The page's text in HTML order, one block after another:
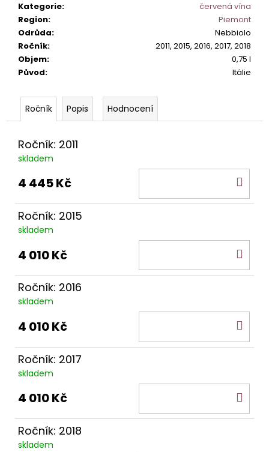
Kategorie:
červená vína
Region:
Piemont
Odrůda:
Nebbiolo
Ročník:
2011, 2015, 2016, 2017, 2018
Objem:
0,75 l
Původ: Itálie
Popis Hodnocení
Ročník: 2011
skladem
4 445 Kč
Ročník: 2015
skladem
4 010 Kč
Ročník: 2016
skladem
4 010 Kč
Ročník: 2017
skladem
4 010 Kč
Ročník: 2018
skladem
m
e
PRIMITIVO
SALENTO
COSIMO
IGP.
267